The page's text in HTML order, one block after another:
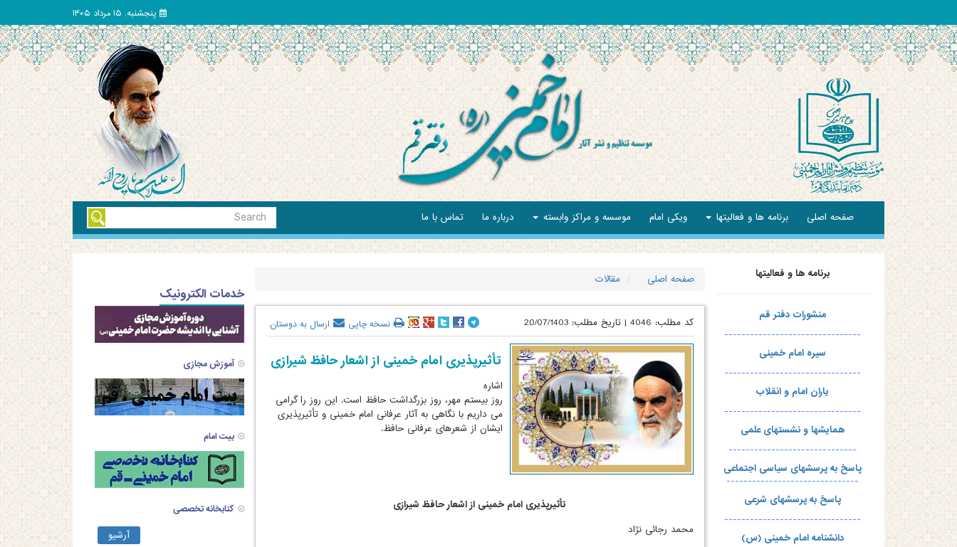
پنجشنبه, 15 مرداد 1405
صفحه اصلی برنامه ها و فعالیتها ویکی امام موسسه و مراکز وابسته درباره ما تماس با ما
برنامه ها و فعالیتها
منشورات دفتر قم
--------------------------------
سیره امام خمینی
--------------------------------
یاران امام و انقلاب
--------------------------------
همایشها و نشستهای علمی
------------------------------
پاسخ به پرسشهای سیاسی اجتماعی
-------------------------------
پاسخ به پرسشهای شرعی
--------------------------------
دانشنامه امام خمینی (س)
صفحه اصلی مقالات
کد مطلب: 4046
| تاریخ مطلب: 20/07/1403 نسخه چاپی ارسال به دوستان
تأثیرپذیری امام خمینی از اشعار حافظ شیرازی
اشاره
روز بیستم مهر، روز بزرگداشت حافظ است. این روز را گرامی
می داریم با نگاهی به آثار عرفانی امام خمینی و تأثیرپذیری
ایشان از شعرهای عرفانی حافظ.
تأثیرپذیری امام خمینی از اشعار حافظ شیرازی
محمد رجائی نژاد
خدمات الکترونیک
آرشیو
آموزش مجازی
بیت امام
کتابخانه تخصصی